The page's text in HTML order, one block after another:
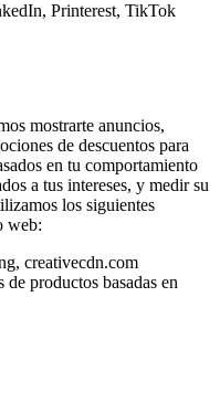
Printerest, TikTok
mostrarte anuncios,
de descuentos para
en tu comportamiento
a tus intereses, y medir su
los siguientes
web:
creativecdn.com
productos basadas en